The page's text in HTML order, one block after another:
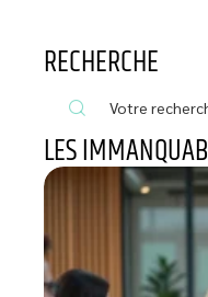
RECHERCHE
LES